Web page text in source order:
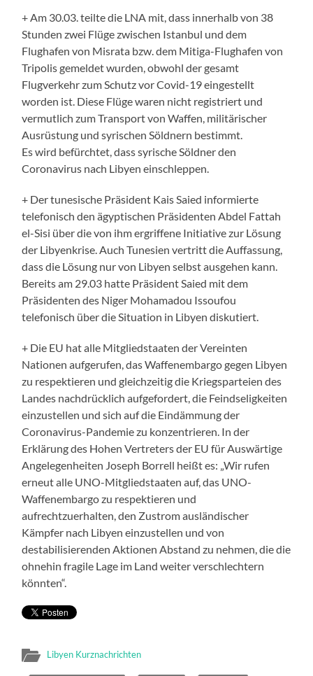
+ Am 30.03. teilte die LNA mit, dass innerhalb von 38
Stunden zwei Flüge zwischen Istanbul und dem
Flughafen von Misrata bzw. dem Mitiga-Flughafen von
Tripolis gemeldet wurden, obwohl der gesamt
Flugverkehr zum Schutz vor Covid-19 eingestellt
worden ist. Diese Flüge waren nicht registriert und
vermutlich zum Transport von Waffen, militärischer
Ausrüstung und syrischen Söldnern bestimmt.
Es wird befürchtet, dass syrische Söldner den
Coronavirus nach Libyen einschleppen.
+ Der tunesische Präsident Kais Saied informierte
telefonisch den ägyptischen Präsidenten Abdel Fattah
el-Sisi über die von ihm ergriffene Initiative zur Lösung
der Libyenkrise. Auch Tunesien vertritt die Auffassung,
dass die Lösung nur von Libyen selbst ausgehen kann.
Bereits am 29.03 hatte Präsident Saied mit dem
Präsidenten des Niger Mohamadou Issoufou
telefonisch über die Situation in Libyen diskutiert.
+ Die EU hat alle Mitgliedstaaten der Vereinten
Nationen aufgerufen, das Waffenembargo gegen Libyen
zu respektieren und gleichzeitig die Kriegsparteien des
Landes nachdrücklich aufgefordert, die Feindseligkeiten
einzustellen und sich auf die Eindämmung der
Coronavirus-Pandemie zu konzentrieren. In der
Erklärung des Hohen Vertreters der EU für Auswärtige
Angelegenheiten Joseph Borrell heißt es: „Wir rufen
erneut alle UNO-Mitgliedstaaten auf, das UNO-
Waffenembargo zu respektieren und
aufrechtzuerhalten, den Zustrom ausländischer
Kämpfer nach Libyen einzustellen und von
destabilisierenden Aktionen Abstand zu nehmen, die die
ohnehin fragile Lage im Land weiter verschlechtern
könnten“.
Libyen Kurznachrichten